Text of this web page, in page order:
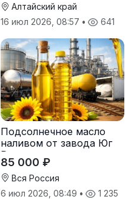
Алтайский край
16 июл 2026, 08:57 • 641
Подсолнечное масло
наливом от завода Юг
Руси
85 000 ₽
Вся Россия
6 июл 2026, 08:49 • 1 235